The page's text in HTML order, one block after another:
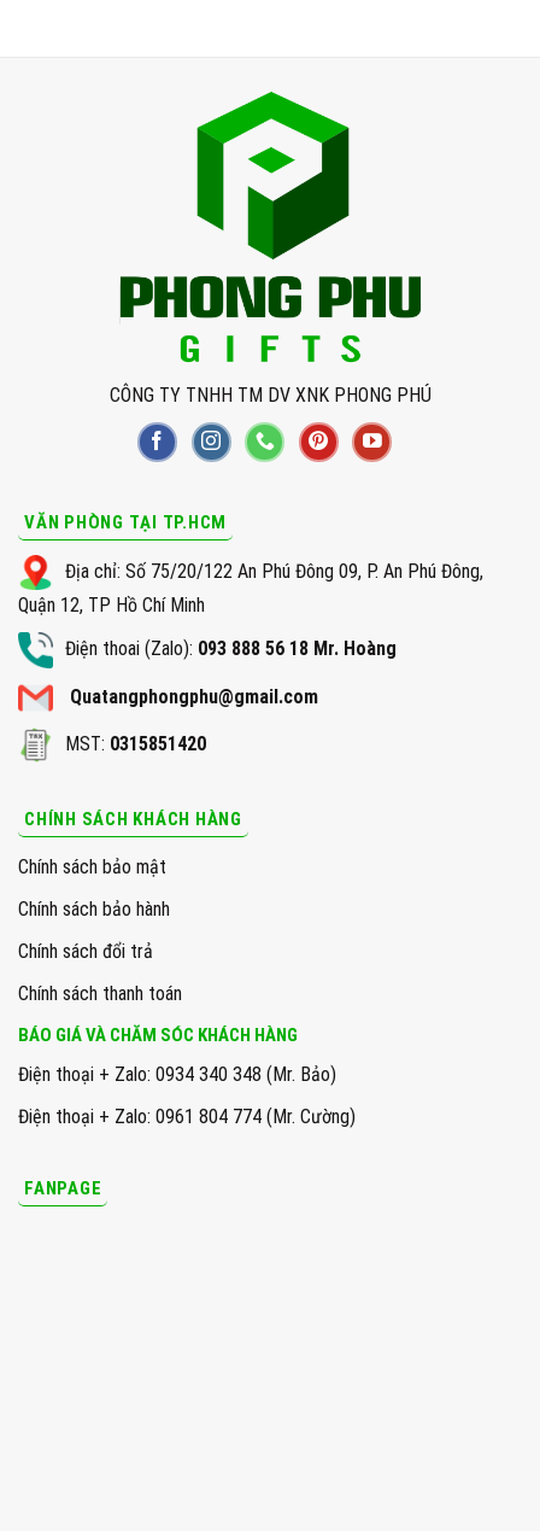
CÔNG TY TNHH TM DV XNK PHONG PHÚ
VĂN PHÒNG TẠI TP.HCM
Địa chỉ: Số 75/20/122 An Phú Đông 09, P. An Phú Đông,
Quận 12, TP Hồ Chí Minh
Điện thoai (Zalo): 093 888 56 18 Mr. Hoàng
Quatangphongphu@gmail.com
MST: 0315851420
CHÍNH SÁCH KHÁCH HÀNG
Chính sách bảo mật
Chính sách bảo hành
Chính sách đổi trả
Chính sách thanh toán
BÁO GIÁ VÀ CHĂM SÓC KHÁCH HÀNG
Điện thoại + Zalo: 0934 340 348 (Mr. Bảo)
Điện thoại + Zalo: 0961 804 774 (Mr. Cường)
FANPAGE